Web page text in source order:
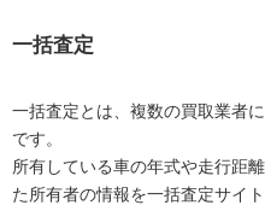
一括査定
一括査定とは、複数の買取業者
です。
所有している車の年式や走行距
た所有者の情報を一括査定サイ